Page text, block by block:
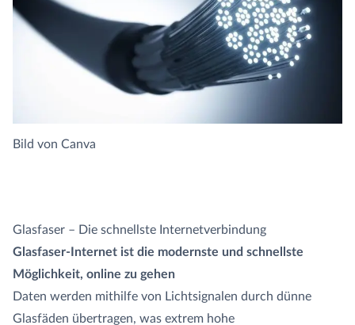
Glasfaser – Die schnellste Internetverbindung
Glasfaser-Internet ist die modernste und schnellste
Möglichkeit, online zu gehen
Daten werden mithilfe von Lichtsignalen durch dünne
Glasfäden übertragen, was extrem hohe
Bild von Canva